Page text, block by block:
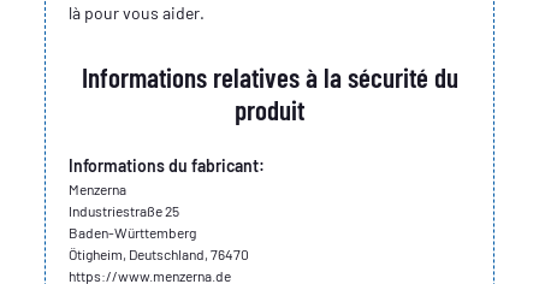
là pour vous aider.
Informations relatives à la sécurité du
produit
Informations du fabricant:
Menzerna
Industriestraße 25
Baden-Württemberg
Ötigheim, Deutschland, 76470
https://www.menzerna.de